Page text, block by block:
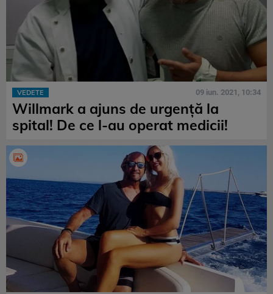
VEDETE 09 iun. 2021, 10:34
Willmark a ajuns de urgență la
spital! De ce l-au operat medicii!